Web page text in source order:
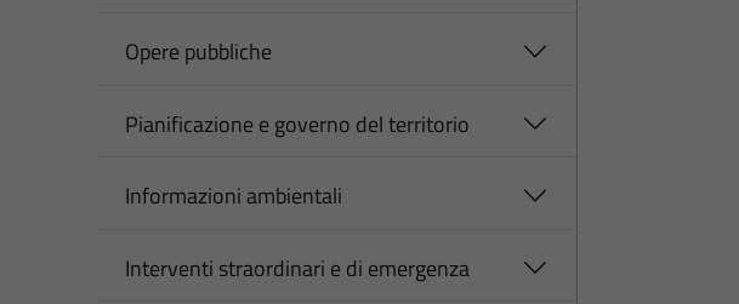
Opere pubbliche
Pianificazione e governo del territorio
Informazioni ambientali
Interventi straordinari e di emergenza